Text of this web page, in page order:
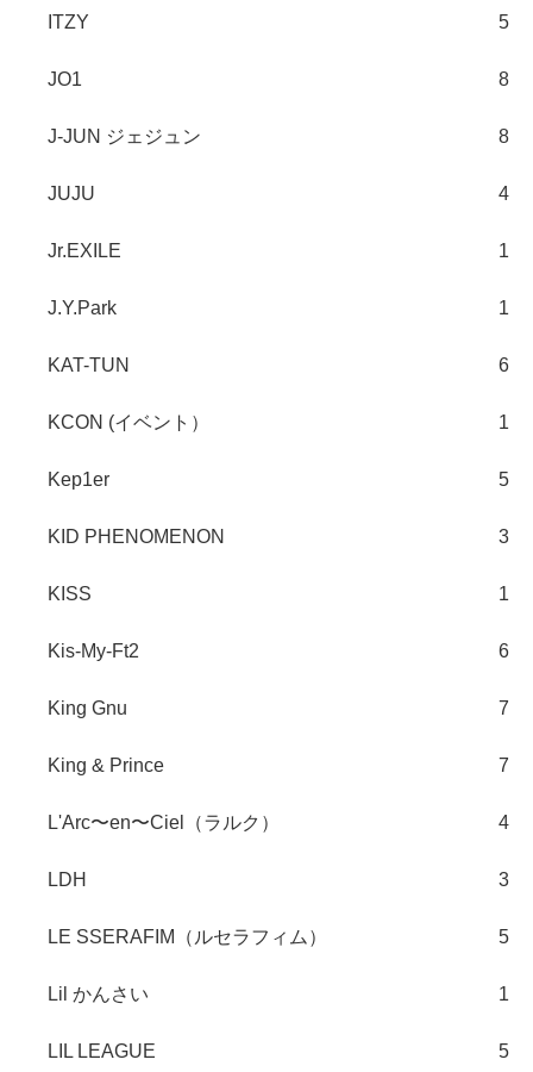
ITZY 5
JO1 8
J-JUN ジェジュン 8
JUJU 4
Jr.EXILE 1
J.Y.Park 1
KAT-TUN 6
KCON (イベント） 1
Kep1er 5
KID PHENOMENON 3
KISS 1
Kis-My-Ft2 6
King Gnu 7
King & Prince 7
L'Arc〜en〜Ciel（ラルク） 4
LDH 3
LE SSERAFIM（ルセラフィム） 5
Lil かんさい 1
LIL LEAGUE 5